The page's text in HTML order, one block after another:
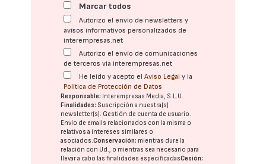
Marcar todos
Autorizo el envío de newsletters y
avisos informativos personalizados de
interempresas.net
Autorizo el envío de comunicaciones
de terceros vía interempresas.net
He leído y acepto elAviso Legal y la
Política de Protección de Datos
Responsable: Interempresas Media, S.L.U.
Finalidades: Suscripción a nuestra(s)
newsletter(s). Gestión de cuenta de usuario.
Envío de emails relacionados con la misma o
relativos a intereses similares o
asociados.Conservación: mientras dure la
relación con Ud., o mientras sea necesario para
llevar a cabo las finalidades especificadasCesión: